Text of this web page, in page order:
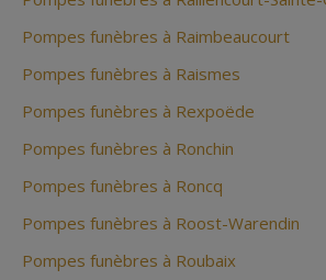
Pompes funèbres à Raimbeaucourt
Pompes funèbres à Raismes
Pompes funèbres à Rexpoëde
Pompes funèbres à Ronchin
Pompes funèbres à Roncq
Pompes funèbres à Roost-Warendin
Pompes funèbres à Roubaix